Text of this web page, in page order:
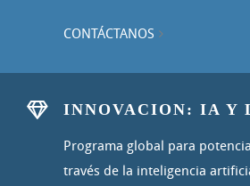
CONTÁCTANOS
INNOVACION: IA Y
Programa global para
través de la inteligencia